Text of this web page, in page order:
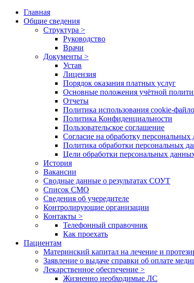
Главная
Общие сведения
Структура >
Руководство
Врачи
Документы >
Устав
Лицензия
Порядок оказания платных услуг
Основные положения учётной
Отчеты
Политика использования cookie-
Политика Конфиденциальности
Пользовательское соглашение
Согласие на обработку
Политика обработки персональных
Цели обработки персональных
История
Вакансии
Сводные данные о результатах СОУТ
Список СМО
Сведения об учередителе
Контролирующие организации
Контакты >
Телефонный справочник
Как проехать
Пациентам
Материнский капитал на лечение и
Заявление о выдаче справки об оплате
Лекарственное обеспечение >
Жизненно необходимые ЛС